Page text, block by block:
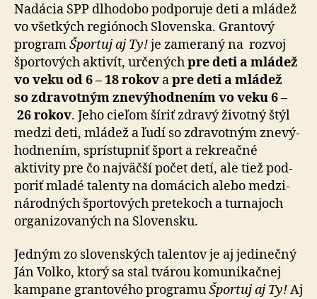
Nadácia SPP dlhodobo podporuje deti a mládež
vo všetkých regiónoch Slovenska. Grantový
programŠportuj aj Ty!je za­me­ra­ný na roz­voj
športových aktivít, určenýchpre deti a mlá­dež
vo veku od 6 – 18 rokov apre deti a mlá­dež
so zdra­vot­ným zne­vý­hod­ne­ním vo veku 6 –
26 rokov. Jeho cieľom šíriť zdravý životný štýl
medzi deti, mládež a ľudí so zdra­vot­ným zne­vý­
hod­ne­ním, sprístupniť šport a rekre­a­čné
aktivity pre čo naj­väčší počet detí, ale tiež pod­
po­riť mladé talenty na do­má­cich alebo medzi­
ná­rod­ných športových pretekoch a tur­na­joch
orga­ni­zo­va­ných na Slo­ven­sku.
Jedným zo slovenských talentov je aj jedinečný
Ján Volko, ktorý sa stal tvárou ko­mu­ni­kač­nej
kampane grantového programuŠportuj aj Ty!Aj